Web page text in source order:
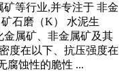
等行业,并专注于 非金
石磨（K） 水泥生
属矿、非金属矿及其
度在以下、抗压强度在
腐蚀性的脆性 ...